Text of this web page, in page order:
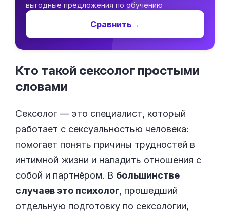
выгодные предложения по обучению
Сравнить →
Кто такой сексолог простыми
словами
Сексолог — это специалист, который
работает с сексуальностью человека:
помогает понять причины трудностей в
интимной жизни и наладить отношения с
собой и партнёром. В большинстве
случаев это психолог, прошедший
отдельную подготовку по сексологии,